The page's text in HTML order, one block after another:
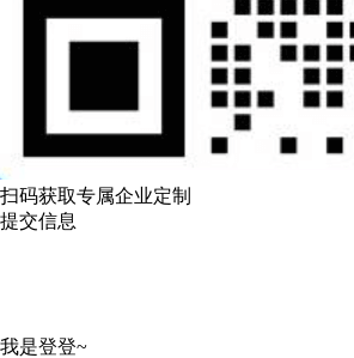
扫码获取专属企业定制
提交信息
我是登登~